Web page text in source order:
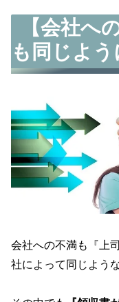
【会社へ
も同じよう
会社への不満も『上
社によって同じよう